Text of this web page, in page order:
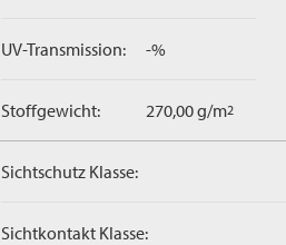
UV-Transmission: -%
Stoffgewicht: 270,00 g/m2
Sichtschutz Klasse:
Sichtkontakt Klasse: